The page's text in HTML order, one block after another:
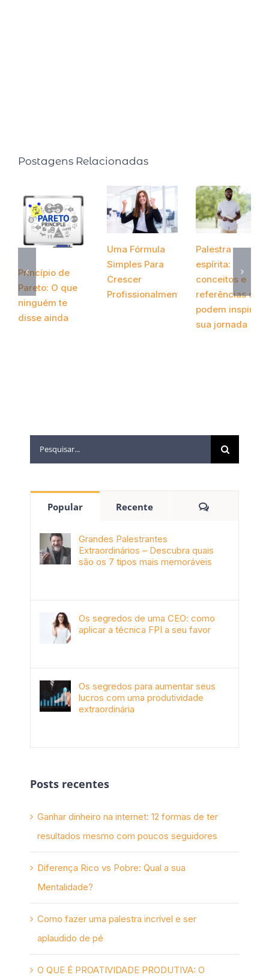
Postagens Relacionadas
Princípio de
Pareto: O que
ninguém te
disse ainda
Uma Fórmula
Simples Para
Crescer
Profissionalmente
Palestra
espírita:
conceitos e
referências que
podem inspirar
sua jornada
Popular Recente
Grandes Palestrantes
Extraordinários – Descubra quais
são os 7 tipos mais memoráveis
Os segredos de uma CEO: como
aplicar a técnica FPI a seu favor
Os segredos para aumentar seus
lucros com uma produtividade
extraordinária
Posts recentes
Ganhar dinheiro na internet: 12 formas de ter
resultados mesmo com poucos seguidores
Diferença Rico vs Pobre: Qual a sua
Mentalidade?
Como fazer uma palestra incrível e ser
aplaudido de pé
O QUE É PROATIVIDADE PRODUTIVA: O